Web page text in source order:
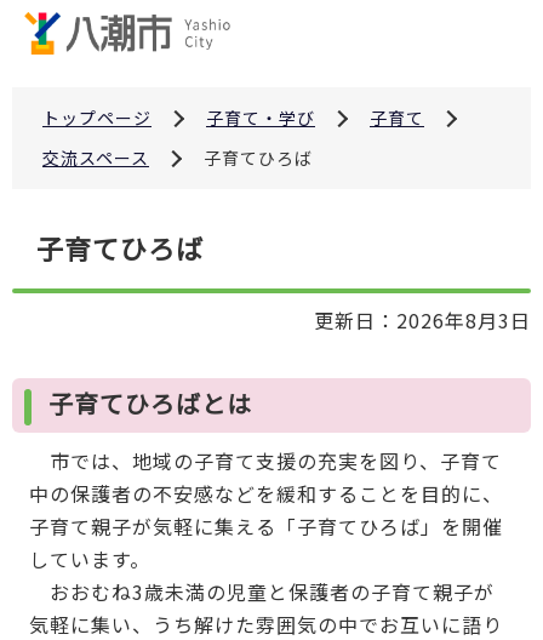
トップページ 子育て・学び
子育て
交流スペース
子育てひろば
こ
ら
子育てひろば
更新日：2026年8月3日
子育てひろばとは
市では、地域の子育て支援の充実を図り、子育て
中の保護者の不安感などを緩和することを目的に、
子育て親子が気軽に集える「子育てひろば」を開催
しています。
おおむね3歳未満の児童と保護者の子育て親子が
気軽に集い、うち解けた雰囲気の中でお互いに語り